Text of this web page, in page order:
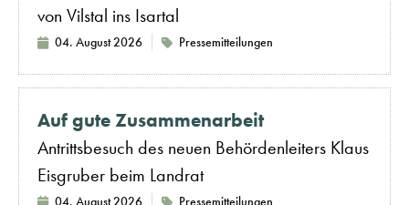
von Vilstal ins Isartal
04. August 2026 Pressemitteilungen
Auf gute Zusammenarbeit
Antrittsbesuch des neuen Behördenleiters Klaus
Eisgruber beim Landrat
04. August 2026 Pressemitteilungen